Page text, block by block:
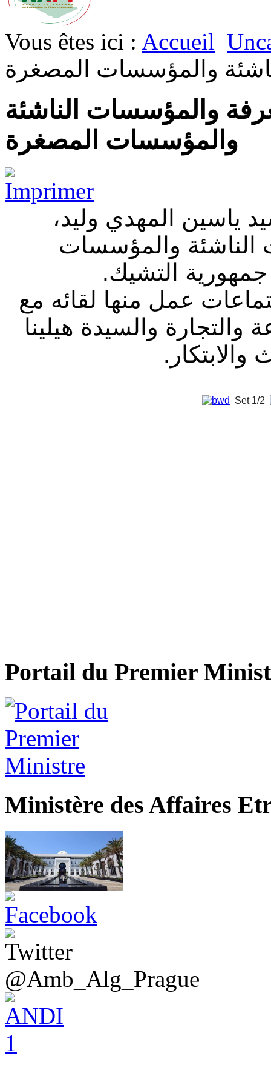
Vous êtes ici : Accueil
والمؤسسات المصغرة
والمؤسسات الناشئة
والمؤسسات المصغرة
ياسين المهدي وليد،
الناشئة والمؤسسات
التشيك.
عمل منها لقائه مع
والسيدة هيلينا
والابتكار.
Set1/2
Portail du Premier
Ministère des Affaires
@Amb_Alg_Prague